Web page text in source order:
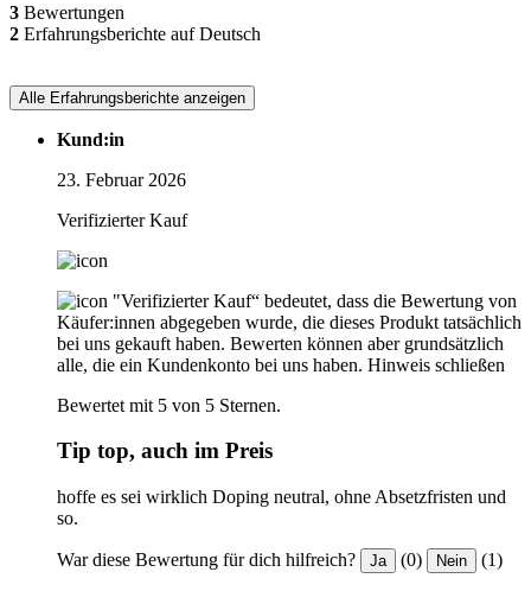
3 Bewertungen
2 Erfahrungsberichte auf Deutsch
Alle Erfahrungsberichte anzeigen
Kund:in
23. Februar 2026
Verifizierter Kauf
"Verifizierter Kauf“ bedeutet, dass die Bewertung von
Käufer:innen abgegeben wurde, die dieses Produkt tatsächlich
bei uns gekauft haben. Bewerten können aber grundsätzlich
alle, die ein Kundenkonto bei uns haben. Hinweis schließen
Bewertet mit 5 von 5 Sternen.
Tip top, auch im Preis
hoffe es sei wirklich Doping neutral, ohne Absetzfristen und
so.
War diese Bewertung für dich hilfreich? Ja (0) Nein (1)